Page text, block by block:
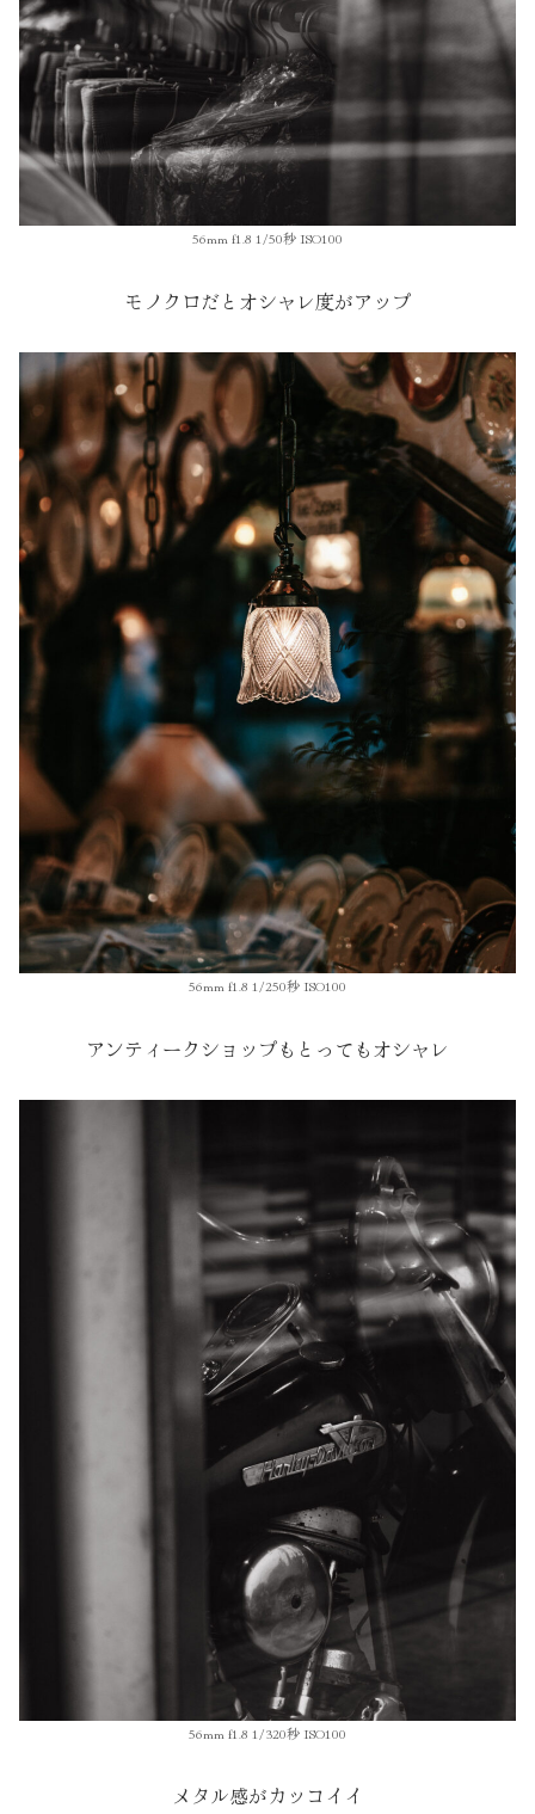
56mm f1.8 1/50秒 ISO100
モノクロだとオシャレ度がアップ
56mm f1.8 1/250秒 ISO100
アンティークショップもとってもオシャレ
56mm f1.8 1/320秒 ISO100
メタル感がカッコイイ